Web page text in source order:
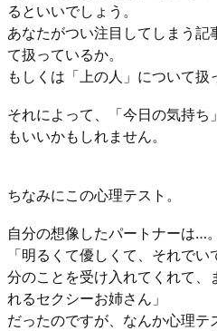
るといいでしょう。
あなたがつい注目してしまう
て扱っているか。
もしくは「上の人」について扱
それによって、「今日の気持
もいいかもしれません。
ちなみにこの心理テスト。
自分の想像したパートナーは…。
「明るくて優しくて、それで
分のことを受け入れてくれて、
れるセクシーお姉さん」
だったのですが、なんか心理